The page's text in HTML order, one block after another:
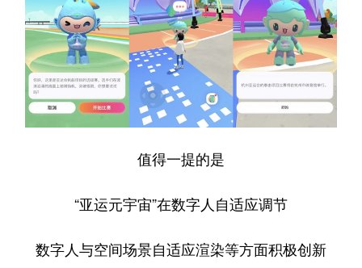
值得一提的是
“亚运元宇宙”在数字人自适应调节
数字人与空间场景自适应渲染等方面积极创新